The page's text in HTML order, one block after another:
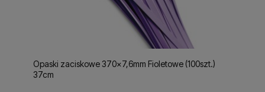
Opaski zaciskowe 370x7,6mm Fioletowe (100szt.)
37cm